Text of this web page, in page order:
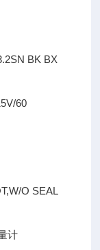
BK BX
60
O SEAL
计